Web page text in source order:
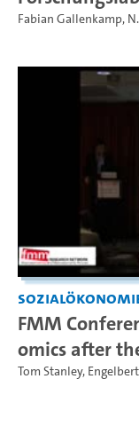
Fabian Gallenkamp,
FMM
omics after
Tom Stanley,